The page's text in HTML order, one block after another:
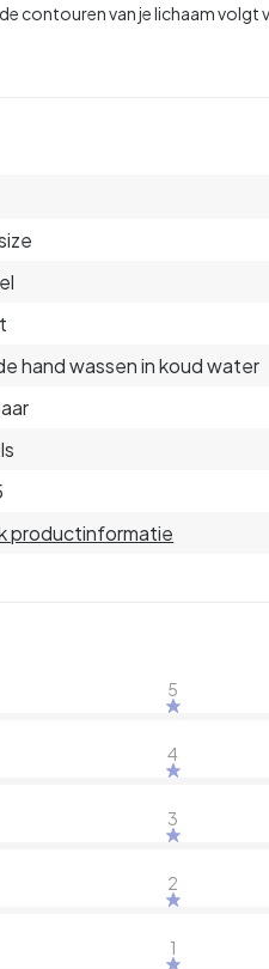
contouren van je lichaam volgt
hand wassen in koud water
productinformatie
5
4
3
2
1